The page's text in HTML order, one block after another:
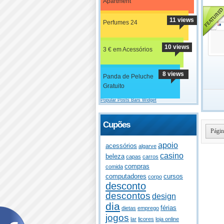
Perfumes 24 11 views
3 € em Acessórios 10 views
Panda de Peluche
Gratuito
8 views
Popular Posts Bars Widget
Cupões
acessórios algarve apoio
beleza capas carros casino
comida compras
computadores corpo cursos
desconto
descontos design
dia dietas emprego férias
jogos lar licores loja online